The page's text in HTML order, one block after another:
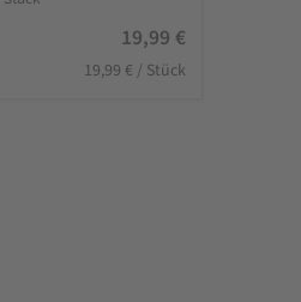
19,99 €
19,99 € / Stück